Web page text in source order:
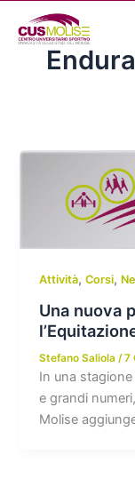
contenuto
Attività,Corsi,
Una nuova
Stefano Saliola/7
In una
e grandi
Molise